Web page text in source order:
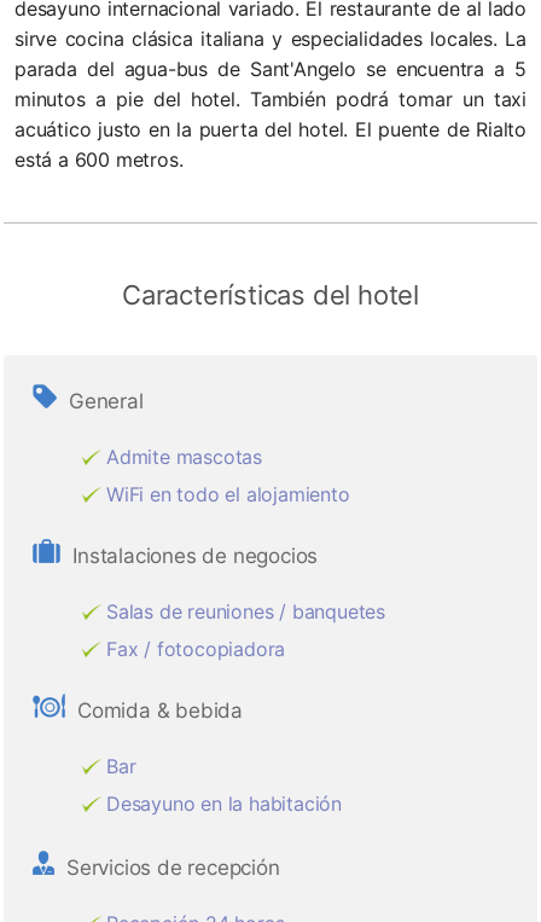
desayuno internacional variado. El restaurante de al lado
sirve cocina clásica italiana y especialidades locales. La
parada del agua-bus de Sant'Angelo se encuentra a 5
minutos a pie del hotel. También podrá tomar un taxi
acuático justo en la puerta del hotel. El puente de Rialto
está a 600 metros.
Características del hotel
General
Admite mascotas
WiFi en todo el alojamiento
Instalaciones de negocios
Salas de reuniones / banquetes
Fax / fotocopiadora
Comida & bebida
Bar
Desayuno en la habitación
Servicios de recepción